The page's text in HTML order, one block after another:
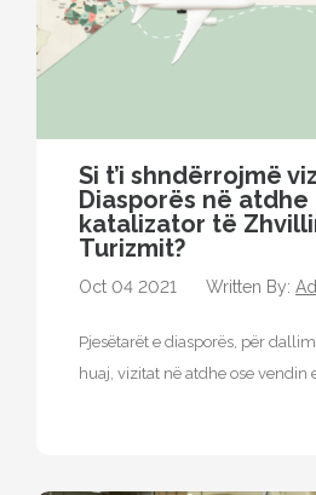
Si t’i shndërrojmë
Diasporës ​​në atdhe
katalizator të
Turizmit?
Oct 04 2021 Written By:
Pjesëtarët e diasporës, për
huaj, vizitat në atdhe ose vendin